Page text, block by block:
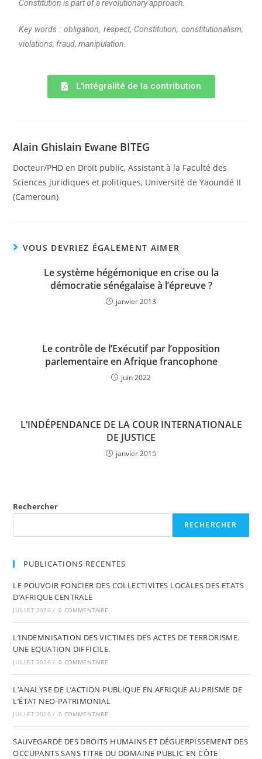
Constitution is part of a revolutionary approach.
Key words : obligation, respect, Constitution, constitutionalism,
violations, fraud, manipulation.
L'intégralité de la contribution
Alain Ghislain Ewane BITEG
Docteur/PHD en Droit public, Assistant à la Faculté des
Sciences juridiques et politiques, Université de Yaoundé II
(Cameroun)
VOUS DEVRIEZ ÉGALEMENT AIMER
Le système hégémonique en crise ou la
démocratie sénégalaise à l’épreuve ?
janvier 2013
Le contrôle de l’Exécutif par l’opposition
parlementaire en Afrique francophone
juin 2022
L’INDÉPENDANCE DE LA COUR INTERNATIONALE
DE JUSTICE
janvier 2015
Rechercher
RECHERCHER
PUBLICATIONS RECENTES
LE POUVOIR FONCIER DES COLLECTIVITES LOCALES DES ETATS
D’AFRIQUE CENTRALE
JUILLET 2026 / 0 COMMENTAIRE
L’INDEMNISATION DES VICTIMES DES ACTES DE TERRORISME.
UNE EQUATION DIFFICILE.
JUILLET 2026 / 0 COMMENTAIRE
L’ANALYSE DE L’ACTION PUBLIQUE EN AFRIQUE AU PRISME DE
L’ÉTAT NEO-PATRIMONIAL
JUILLET 2026 / 0 COMMENTAIRE
SAUVEGARDE DES DROITS HUMAINS ET DÉGUERPISSEMENT DES
OCCUPANTS SANS TITRE DU DOMAINE PUBLIC EN CÔTE